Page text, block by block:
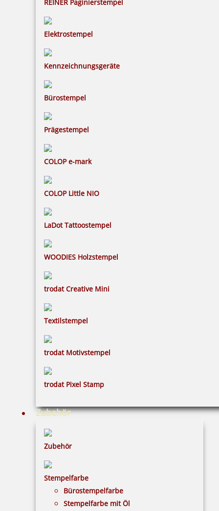
REINER Paginierstempel
Elektrostempel
Kennzeichnungsgeräte
Bürostempel
Prägestempel
COLOP e-mark
COLOP Little NIO
LaDot Tattoostempel
WOODIES Holzstempel
trodat Creative Mini
Textilstempel
trodat Motivstempel
trodat Pixel Stamp
Zubehör
Zubehör
Stempelfarbe
Bürostempelfarbe
Stempelfarbe mit Öl